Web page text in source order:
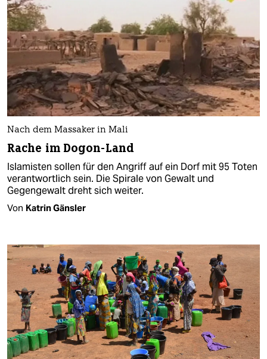
Nach dem Massaker in Mali
Rache im Dogon-Land
Islamisten sollen für den Angriff auf ein Dorf mit 95 Toten
verantwortlich sein. Die Spirale von Gewalt und
Gegengewalt dreht sich weiter.
Von Katrin Gänsler